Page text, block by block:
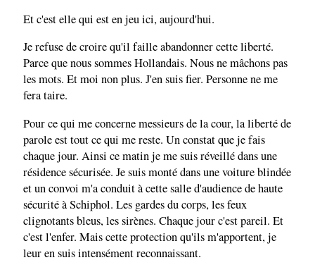
Et c'est elle qui est en jeu ici, aujourd'hui.
Je refuse de croire qu'il faille abandonner cette liberté.
Parce que nous sommes Hollandais. Nous ne mâchons pas
les mots. Et moi non plus. J'en suis fier. Personne ne me
fera taire.
Pour ce qui me concerne messieurs de la cour, la liberté de
parole est tout ce qui me reste. Un constat que je fais
chaque jour. Ainsi ce matin je me suis réveillé dans une
résidence sécurisée. Je suis monté dans une voiture blindée
et un convoi m'a conduit à cette salle d'audience de haute
sécurité à Schiphol. Les gardes du corps, les feux
clignotants bleus, les sirènes. Chaque jour c'est pareil. Et
c'est l'enfer. Mais cette protection qu'ils m'apportent, je
leur en suis intensément reconnaissant.